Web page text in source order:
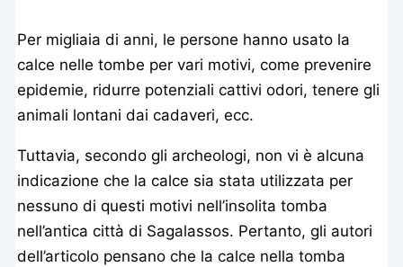
Per migliaia di anni, le persone hanno usato la
calce nelle tombe per vari motivi, come prevenire
epidemie, ridurre potenziali cattivi odori, tenere gli
animali lontani dai cadaveri, ecc.
Tuttavia, secondo gli archeologi, non vi è alcuna
indicazione che la calce sia stata utilizzata per
nessuno di questi motivi nell’insolita tomba
nell’antica città di Sagalassos. Pertanto, gli autori
dell’articolo pensano che la calce nella tomba